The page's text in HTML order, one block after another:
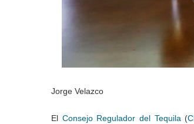
Jorge Velazco
El Consejo Regulador del Tequila(